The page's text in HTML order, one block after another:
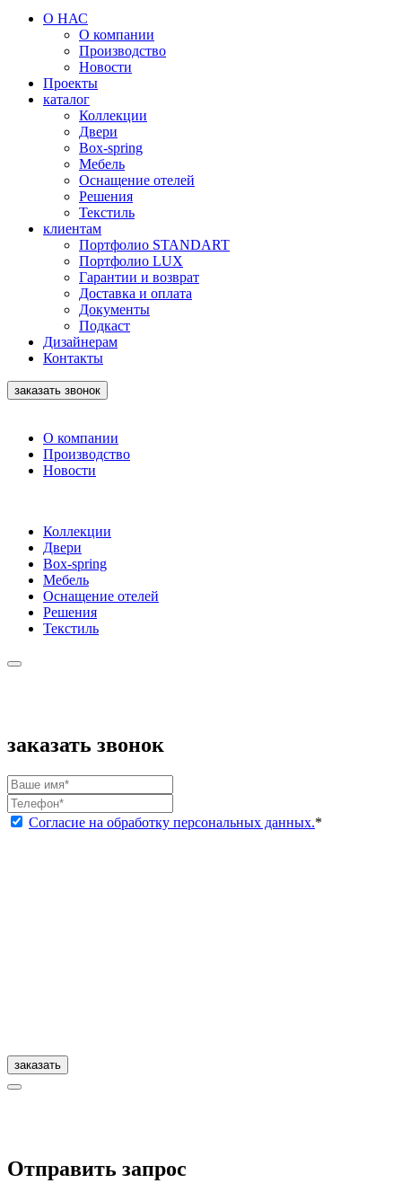
О НАС
О компании
Производство
Новости
Проекты
каталог
Коллекции
Двери
Box-spring
Мебель
Оснащение отелей
Решения
Текстиль
клиентам
Портфолио STANDART
Портфолио LUX
Гарантии и возврат
Доставка и оплата
Документы
Подкаст
Дизайнерам
Контакты
заказать звонок
О компании
Производство
Новости
Коллекции
Двери
Box-spring
Мебель
Оснащение отелей
Решения
Текстиль
заказать звонок
Согласие на обработку персональных данных.*
заказать
Отправить запрос